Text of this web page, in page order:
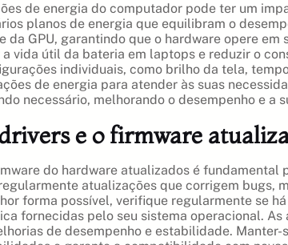
de energia do computador pode ter um
planos de energia que equilibram o
da GPU, garantindo que o hardware opere
vida útil da bateria em laptops e reduzir o
individuais, como brilho da tela,
de energia para atender às suas
necessário, melhorando o desempenho e a
e o firmware
do hardware atualizados é
atualizações que corrigem bugs,
forma possível, verifique regularmente se
fornecidas pelo seu sistema operacional.
de desempenho e estabilidade.